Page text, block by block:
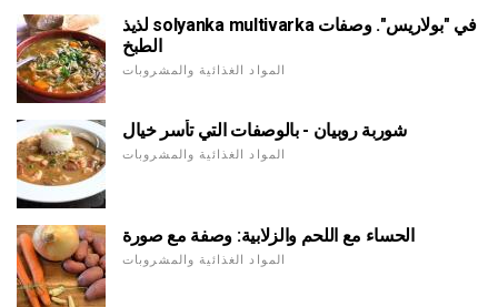
لذيذ solyanka multivarka في "بولاريس". وصفات
الطبخ
المواد الغذائية والمشروبات
شوربة روبيان - بالوصفات التي تأسر خيال
المواد الغذائية والمشروبات
الحساء مع اللحم والزلابية: وصفة مع صورة
المواد الغذائية والمشروبات